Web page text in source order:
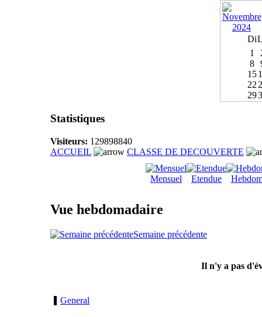
Di
1
8
15
22
29
Statistiques
Visiteurs: 129898840
ACCUEIL
CLASSE DE DECOUVERTE
Mensuel Etendue
Vue hebdomadaire
Semaine précédente
Il n'y a pas
General